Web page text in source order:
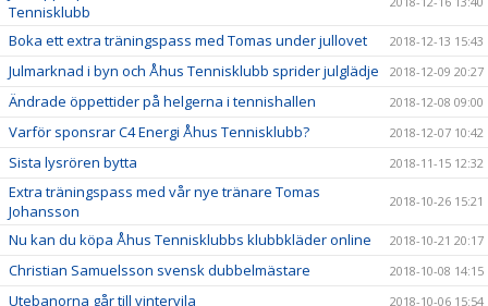
Tennisklubb
Boka ett extra träningspass med Tomas under jullovet 2018-12-13 15:43
Julmarknad i byn och Åhus Tennisklubb sprider julglädje 2018-12-09 20:27
Ändrade öppettider på helgerna i tennishallen 2018-12-08 09:00
Varför sponsrar C4 Energi Åhus Tennisklubb? 2018-12-07 10:42
Sista lysrören bytta 2018-11-15 12:32
Extra träningspass med vår nye tränare Tomas
Johansson
2018-10-26 15:21
Nu kan du köpa Åhus Tennisklubbs klubbkläder online 2018-10-21 20:17
Christian Samuelsson svensk dubbelmästare 2018-10-08 14:15
Utebanorna går till vintervila 2018-10-06 15:54